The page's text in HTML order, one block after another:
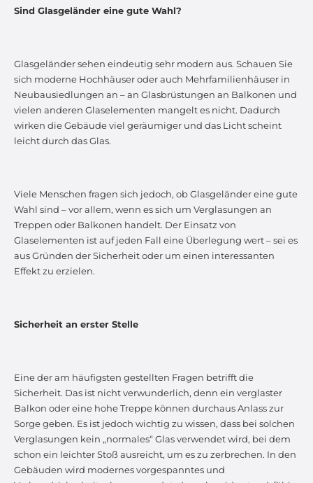
Sind Glasgeländer eine gute Wahl?
Glasgeländer sehen eindeutig sehr modern aus. Schauen Sie
sich moderne Hochhäuser oder auch Mehrfamilienhäuser in
Neubausiedlungen an – an Glasbrüstungen an Balkonen und
vielen anderen Glaselementen mangelt es nicht. Dadurch
wirken die Gebäude viel geräumiger und das Licht scheint
leicht durch das Glas.
Viele Menschen fragen sich jedoch, ob Glasgeländer eine gute
Wahl sind – vor allem, wenn es sich um Verglasungen an
Treppen oder Balkonen handelt. Der Einsatz von
Glaselementen ist auf jeden Fall eine Überlegung wert – sei es
aus Gründen der Sicherheit oder um einen interessanten
Effekt zu erzielen.
Sicherheit an erster Stelle
Eine der am häufigsten gestellten Fragen betrifft die
Sicherheit. Das ist nicht verwunderlich, denn ein verglaster
Balkon oder eine hohe Treppe können durchaus Anlass zur
Sorge geben. Es ist jedoch wichtig zu wissen, dass bei solchen
Verglasungen kein „normales“ Glas verwendet wird, bei dem
schon ein leichter Stoß ausreicht, um es zu zerbrechen. In den
Gebäuden wird modernes vorgespanntes und